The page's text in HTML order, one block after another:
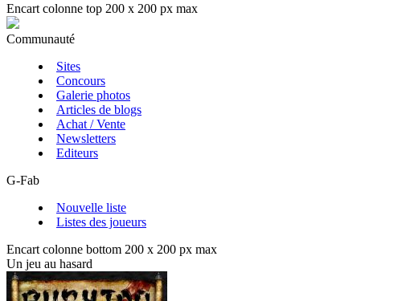
Encart colonne top 200 x 200 px max
Communauté
Sites
Concours
Galerie photos
Articles de blogs
Achat / Vente
Newsletters
Editeurs
G-Fab
Nouvelle liste
Listes des joueurs
Encart colonne bottom 200 x 200 px max
Un jeu au hasard